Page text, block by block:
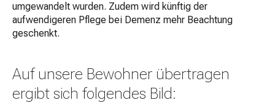
umgewandelt wurden. Zudem wird künftig der
aufwendigeren Pflege bei Demenz mehr Beachtung
geschenkt.
Auf unsere Bewohner übertragen
ergibt sich folgendes Bild: